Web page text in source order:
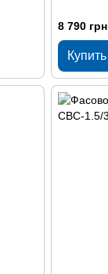
8 790 грн
Купить